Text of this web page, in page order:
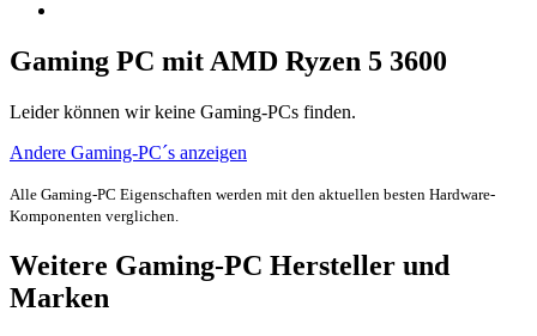
Gaming PC mit AMD Ryzen 5 3600
Leider können wir keine Gaming-PCs finden.
Andere Gaming-PC´s anzeigen
Alle Gaming-PC Eigenschaften werden mit den aktuellen besten Hardware-
Komponenten verglichen.
Weitere Gaming-PC Hersteller und
Marken